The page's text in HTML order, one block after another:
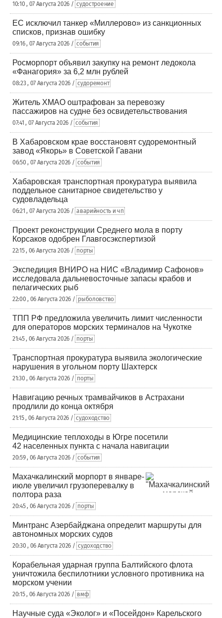
10:10 , 07 Августа 2026 / судостроение
ЕС исключил танкер «Миллерово» из санкционных
списков, признав ошибку
09:16 , 07 Августа 2026 / события
Росморпорт объявил закупку на ремонт ледокола
«Фанагория» за 6,2 млн рублей
08:23 , 07 Августа 2026 / судоремонт
Житель ХМАО оштрафован за перевозку
пассажиров на судне без освидетельствования
07:41 , 07 Августа 2026 / события
В Хабаровском крае восстановят судоремонтный
завод «Якорь» в Советской Гавани
06:50 , 07 Августа 2026 / события
Хабаровская транспортная прокуратура выявила
поддельное санитарное свидетельство у
судовладельца
06:21 , 07 Августа 2026 / аварийность и чп
Проект реконструкции Среднего мола в порту
Корсаков одобрен Главгосэкспертизой
22:15 , 06 Августа 2026 / порты
Экспедиция ВНИРО на НИС «Владимир Сафонов»
исследовала дальневосточные запасы крабов и
пелагических рыб
22:00 , 06 Августа 2026 / рыболовство
ТПП РФ предложила увеличить лимит численности
для операторов морских терминалов на Чукотке
21:45 , 06 Августа 2026 / порты
Транспортная прокуратура выявила экологические
нарушения в угольном порту Шахтерск
21:30 , 06 Августа 2026 / порты
Навигацию речных трамвайчиков в Астрахани
продлили до конца октября
21:15 , 06 Августа 2026 / судоходство
Медицинские теплоходы в Югре посетили
42 населенных пункта с начала навигации
20:59 , 06 Августа 2026 / события
Махачкалинский морпорт в январе-
июле увеличил грузоперевалку в
полтора раза
20:45 , 06 Августа 2026 / порты
Минтранс Азербайджана определит маршруты для
автономных морских судов
20:30 , 06 Августа 2026 / судоходство
Корабельная ударная группа Балтийского флота
уничтожила беспилотники условного противника на
морском учении
20:15 , 06 Августа 2026 / вмф
Научные суда «Эколог» и «Посейдон» Карельского